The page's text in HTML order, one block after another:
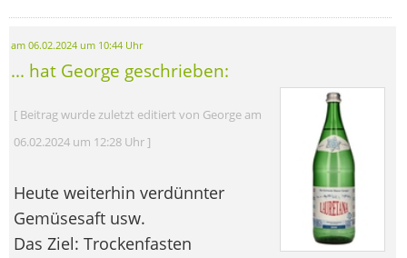
am 06.02.2024 um 10:44 Uhr
... hat George geschrieben:
[ Beitrag wurde zuletzt editiert von George am
06.02.2024 um 12:28 Uhr ]
Heute weiterhin verdünnter
Gemüsesaft usw.
Das Ziel: Trockenfasten